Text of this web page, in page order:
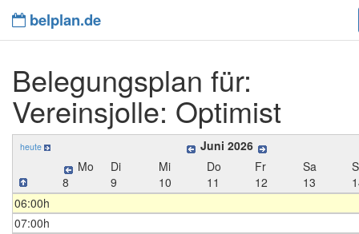
belplan.de
Belegungsplan für:
Vereinsjolle: Optimist
heute
Juni 2026
Mo
8
Di
9
Mi
10
Do
11
Fr
12
Sa
13
06:00h
07:00h